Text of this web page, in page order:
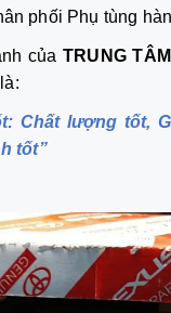
phối Phụ tùng
củaTRUNG
là:
Chất lượng tốt,
tốt”